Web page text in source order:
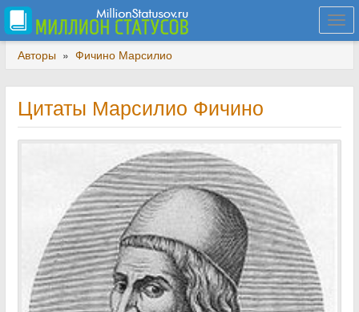
Авторы » Фичино Марсилио
Цитаты Марсилио Фичино